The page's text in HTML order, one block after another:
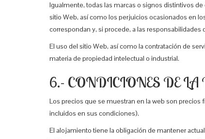
Igualmente, todas las marcas o signos distintivos
sitio Web, así como los perjuicios ocasionados en
correspondan y, si procede, a las
El uso del sitio Web, así como la contratación de
materia de propiedad intelectual o industrial.
6.- CONDICIONES DE
Los precios que se muestran en la web son
incluidos en sus condiciones).
El alojamiento tiene la obligación de mantener